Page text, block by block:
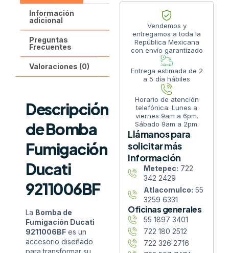
Información
adicional
Preguntas
Frecuentes
Valoraciones (0)
Descripción
de Bomba
Fumigación
Ducati
9211006BF
La Bomba de
Fumigación Ducati
9211006BF es un
accesorio diseñado
para transformar su
Vendemos y
entregamos a toda la
República Mexicana
con envío garantizado
Entrega estimada de 2
a 5 día hábiles
Horario de atención
telefónica: Lunes a
viernes 9am a 6pm.
Sábado 9am a 2pm.
Llámanos para
solicitar más
información
Metepec: 722
342 2429
Atlacomulco: 55
3259 6331
Oficinas generales
55 1897 3401
722 180 2512
722 326 2716